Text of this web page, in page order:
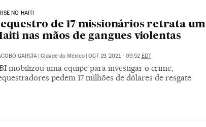
NO HAITI
de 17 missionários retrata um
nas mãos de gangues violentas
GARCÍA | Cidade do México | OCT 19, 2021 - 09:52 EDT
mobilizou uma equipe para investigar o crime,
pedem 17 milhões de dólares de resgate